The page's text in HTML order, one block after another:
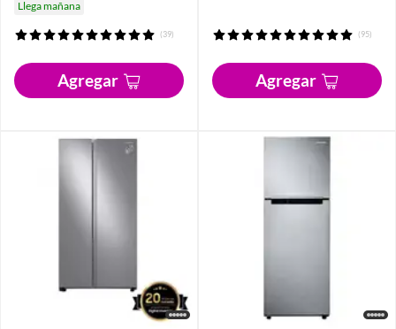
Llega mañana
(39)
Agregar
(95)
Agregar